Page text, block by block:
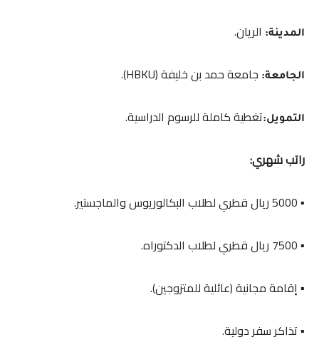
المدينة: الريان.
الجامعة: جامعة حمد بن خليفة (HBKU).
التمويل:تغطية كاملة للرسوم الدراسية.
راتب شهري:
▪️ 5000 ريال قطري لطلاب البكالوريوس والماجستير.
▪️ 7500 ريال قطري لطلاب الدكتوراه.
▪️ إقامة مجانية (عائلية للمتزوجين).
▪️ تذاكر سفر دولية.